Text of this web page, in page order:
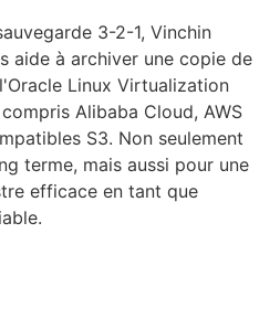
3-2-1, Vinchin
aide à archiver une copie de
Linux Virtualization
Alibaba Cloud, AWS
S3. Non seulement
terme, mais aussi pour une
efficace en tant que